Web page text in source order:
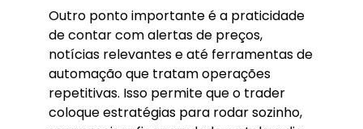
Outro ponto importante é a praticidade
de contar com alertas de preços,
notícias relevantes e até ferramentas de
automação que tratam operações
repetitivas. Isso permite que o trader
coloque estratégias para rodar sozinho,